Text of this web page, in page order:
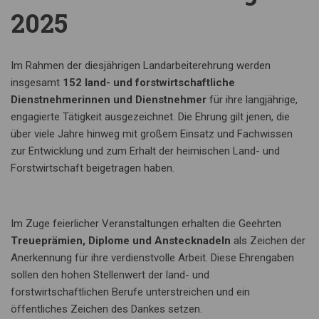
2025
Im Rahmen der diesjährigen Landarbeiterehrung werden
insgesamt 152 land- und forstwirtschaftliche
Dienstnehmerinnen und Dienstnehmer für ihre langjährige,
engagierte Tätigkeit ausgezeichnet. Die Ehrung gilt jenen, die
über viele Jahre hinweg mit großem Einsatz und Fachwissen
zur Entwicklung und zum Erhalt der heimischen Land- und
Forstwirtschaft beigetragen haben.
Im Zuge feierlicher Veranstaltungen erhalten die Geehrten
Treueprämien, Diplome und Anstecknadeln als Zeichen der
Anerkennung für ihre verdienstvolle Arbeit. Diese Ehrengaben
sollen den hohen Stellenwert der land- und
forstwirtschaftlichen Berufe unterstreichen und ein
öffentliches Zeichen des Dankes setzen.